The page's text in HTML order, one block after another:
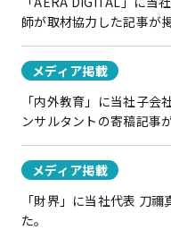
師が取材協力した記事が
メディア掲載
「内外教育」に当社子
ンサルタントの寄稿記事
メディア掲載
「財界」に当社代表 刀
た。